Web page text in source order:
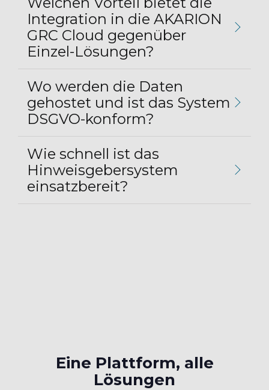
Integration in die AKARION
GRC Cloud gegenüber
Einzel-Lösungen?
Wo werden die Daten
gehostet und ist das System
DSGVO-konform?
Wie schnell ist das
Hinweisgebersystem
einsatzbereit?
Eine Plattform, alle
Lösungen